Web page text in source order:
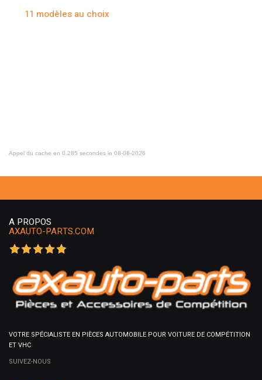
11 modèles au choix
Appel du cache en 0.285 secondes le 08-08-2026
A PROPOS
AXAUTO-PARTS.COM
VOTRE SPÉCIALISTE EN PIÈCES AUTOMOBILE POUR VOITURE DE COMPÉTITION
ET VHC
SUIVEZ-NOUS